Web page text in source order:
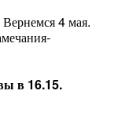
4 мая.
в 16.15.